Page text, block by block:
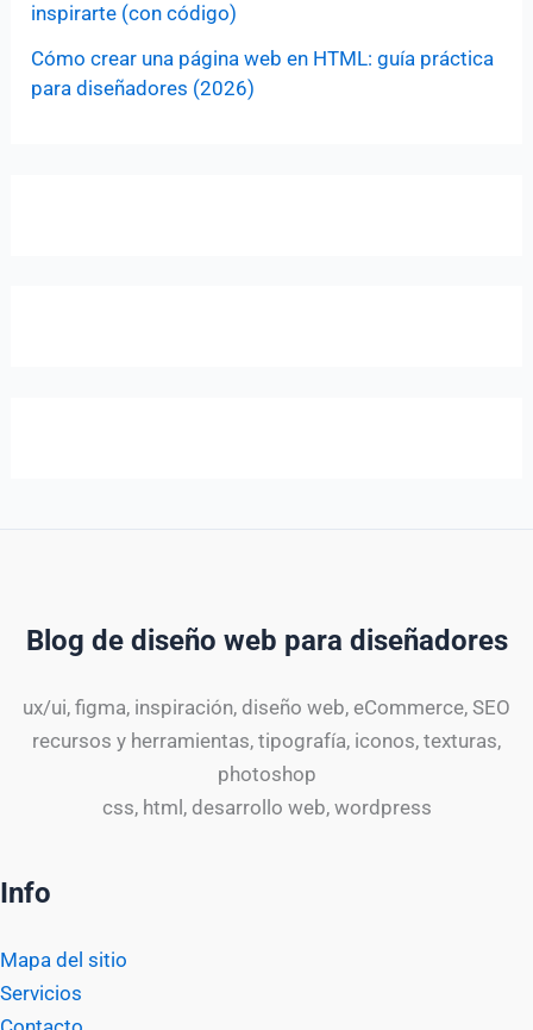
inspirarte (con código)
Cómo crear una página web en HTML: guía práctica
para diseñadores (2026)
Blog de diseño web para diseñadores
ux/ui, figma, inspiración, diseño web, eCommerce, SEO
recursos y herramientas, tipografía, iconos, texturas,
photoshop
css, html, desarrollo web, wordpress
Info
Mapa del sitio
Servicios